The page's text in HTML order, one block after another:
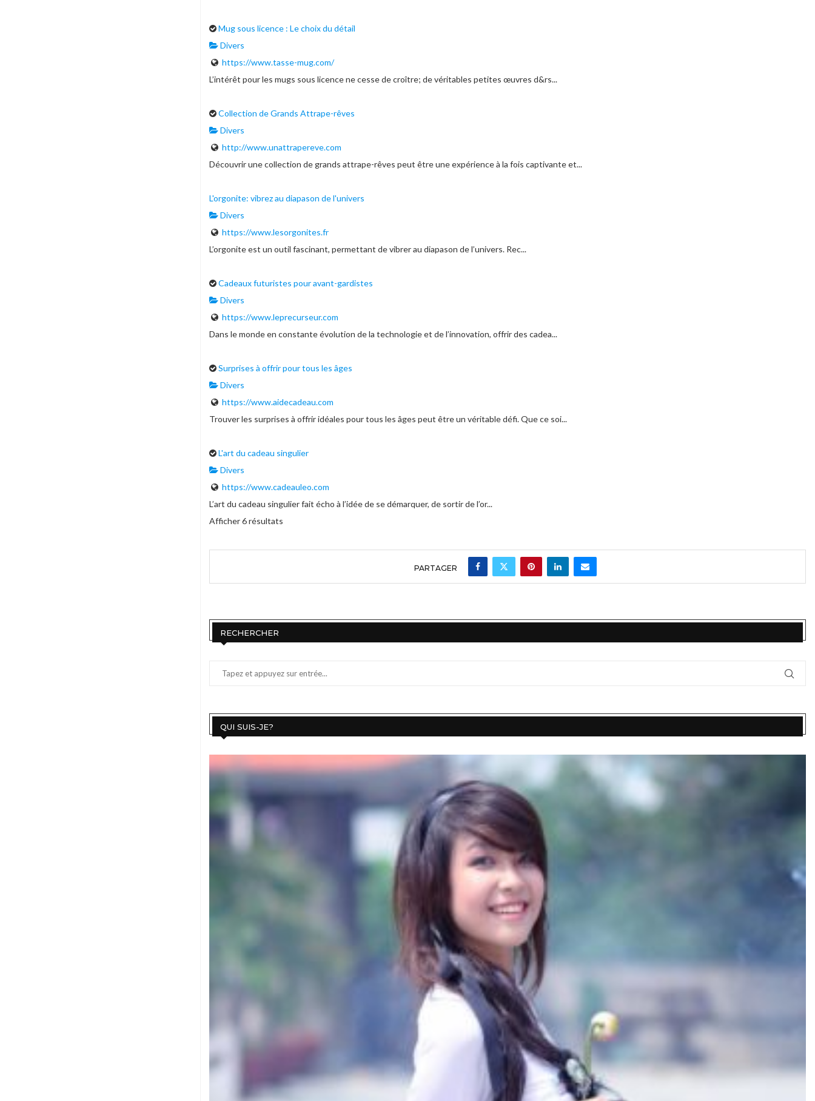
Mug sous licence : Le choix du détail
Divers
https://www.tasse-mug.com/
L’intérêt pour les mugs sous licence ne cesse de croître; de véritables petites œuvres d&rs...
Collection de Grands Attrape-rêves
Divers
http://www.unattrapereve.com
Découvrir une collection de grands attrape-rêves peut être une expérience à la fois captivante et...
L'orgonite: vibrez au diapason de l'univers
Divers
https://www.lesorgonites.fr
L’orgonite est un outil fascinant, permettant de vibrer au diapason de l’univers. Rec...
Cadeaux futuristes pour avant-gardistes
Divers
https://www.leprecurseur.com
Dans le monde en constante évolution de la technologie et de l’innovation, offrir des cadea...
Surprises à offrir pour tous les âges
Divers
https://www.aidecadeau.com
Trouver les surprises à offrir idéales pour tous les âges peut être un véritable défi. Que ce soi...
L'art du cadeau singulier
Divers
https://www.cadeauleo.com
L’art du cadeau singulier fait écho à l’idée de se démarquer, de sortir de l’or...
Afficher 6 résultats
PARTAGER
RECHERCHER
QUI SUIS-JE?